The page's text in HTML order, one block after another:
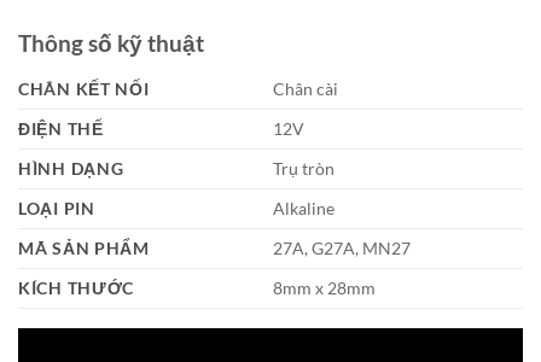
Thông số kỹ thuật
CHÂN KẾT NỐI
Chân cài
ĐIỆN THẾ
12V
HÌNH DẠNG
Trụ tròn
LOẠI PIN
Alkaline
MÃ SẢN PHẨM
27A, G27A, MN27
KÍCH THƯỚC
8mm x 28mm